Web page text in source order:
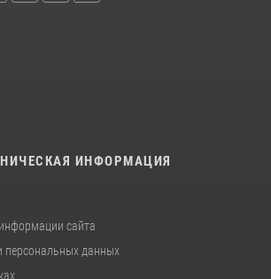
ИНФОРМАЦИЯ
сайта
персональных данных